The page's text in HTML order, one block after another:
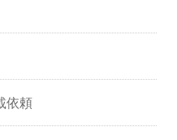
依頼